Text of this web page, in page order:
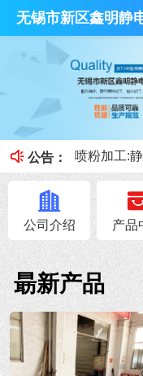
无锡市新区鑫明静
公告：
抛丸技术
喷砂、抛丸
钣金加工
公司介绍 产品
朂新产品